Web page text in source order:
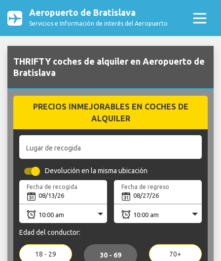
Aeropuerto de Bratislava
Servicios e Información de interés del Aeropuerto
THRIFTY coches de alquiler en Aeropuerto de
Bratislava
PRECIOS INMEJORABLES EN COCHES DE
ALQUILER
Lugar de recogida
Devolución en la misma ubicación
Fecha de recogida Fecha de regreso
Edad del conductor:
18 - 29 30 - 69 70+